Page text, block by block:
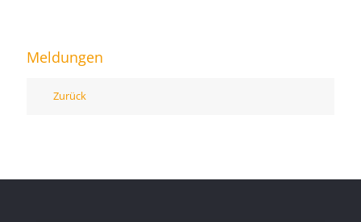
Meldungen
Zurück